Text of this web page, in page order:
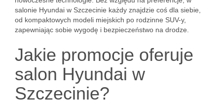
salonie Hyundai w Szczecinie każdy znajdzie coś dla siebie,
od kompaktowych modeli miejskich po rodzinne SUV-y,
zapewniając sobie wygodę i bezpieczeństwo na drodze.
Jakie promocje oferuje
salon Hyundai w
Szczecinie?